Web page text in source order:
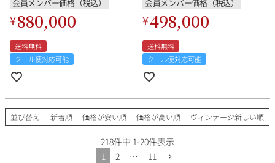
会員メンバー価格（税込）
¥880,000
送料無料
クール便対応可能
会員メンバー価格（税込）
¥498,000
送料無料
クール便対応可能
並び替え 新着順 価格が安い順 価格が高い順 ヴィンテージ新しい順
218件中 1-20件表示
1
2 … 11